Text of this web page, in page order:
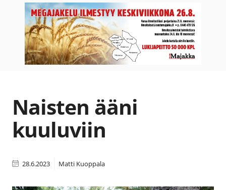
Naisten ääni
kuuluviin
28.6.2023 Matti Kuoppala